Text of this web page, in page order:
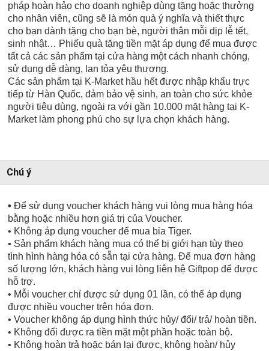
pháp hoàn hảo cho doanh nghiệp dùng tặng hoặc thưởng
cho nhân viên, cũng sẽ là món quà ý nghĩa và thiết thực
cho bạn dành tặng cho bạn bè, người thân mỗi dịp lễ tết,
sinh nhật… Phiếu quà tặng tiền mặt áp dụng để mua được
tất cả các sản phẩm tại cửa hàng một cách nhanh chóng,
sử dụng dễ dàng, lan tỏa yêu thương.
Các sản phẩm tại K-Market hầu hết được nhập khẩu trực
tiếp từ Hàn Quốc, đảm bảo vệ sinh, an toàn cho sức khỏe
người tiêu dùng, ngoài ra với gần 10.000 mặt hàng tại K-
Market làm phong phú cho sự lựa chọn khách hàng.
Chú ý
•Để sử dụng voucher khách hàng vui lòng mua hàng hóa
bằng hoặc nhiều hơn giá trị của Voucher.
• Không áp dụng voucher để mua bia Tiger.
• Sản phẩm khách hàng mua có thể bị giới hạn tùy theo
tình hình hàng hóa có sẵn tại cửa hàng. Để mua đơn hàng
số lượng lớn, khách hàng vui lòng liên hệ Giftpop để được
hỗ trợ.
• Mỗi voucher chỉ được sử dụng 01 lần, có thể áp dụng
được nhiều voucher trên hóa đơn.
• Voucher không áp dụng hình thức hủy/ đổi/ trả/ hoàn tiền.
• Không đổi được ra tiền mặt một phần hoặc toàn bộ.
• Không hoàn trả hoặc bán lại được, không hoàn/ hủy